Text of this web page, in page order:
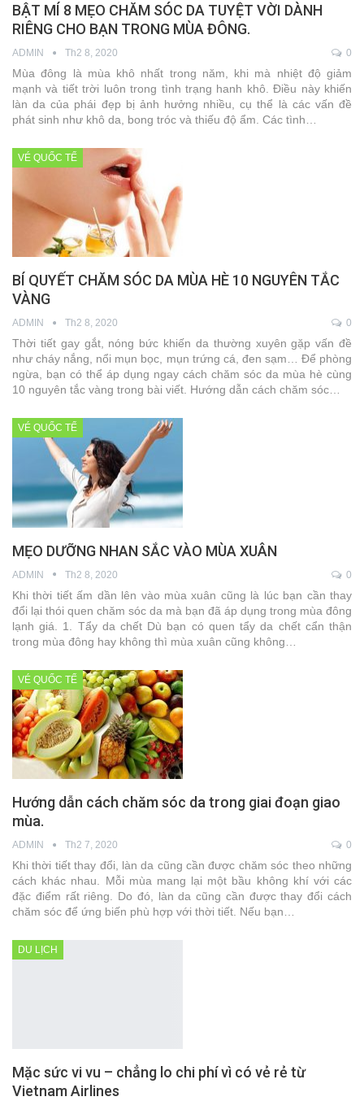
BẬT MÍ 8 MẸO CHĂM SÓC DA TUYỆT VỜI DÀNH
RIÊNG CHO BẠN TRONG MÙA ĐÔNG.
ADMIN Th2 8, 2020 0
Mùa đông là mùa khô nhất trong năm, khi mà nhiệt độ giảm
mạnh và tiết trời luôn trong tình trạng hanh khô. Điều này khiến
làn da của phái đẹp bị ảnh hưởng nhiều, cụ thể là các vấn đề
phát sinh như khô da, bong tróc và thiếu độ ẩm. Các tình…
VÉ QUỐC TẾ
BÍ QUYẾT CHĂM SÓC DA MÙA HÈ 10 NGUYÊN TẮC
VÀNG
ADMIN Th2 8, 2020 0
Thời tiết gay gắt, nóng bức khiến da thường xuyên gặp vấn đề
như cháy nắng, nổi mụn bọc, mụn trứng cá, đen sạm… Để phòng
ngừa, bạn có thể áp dụng ngay cách chăm sóc da mùa hè cùng
10 nguyên tắc vàng trong bài viết. Hướng dẫn cách chăm sóc…
VÉ QUỐC TẾ
MẸO DƯỠNG NHAN SẮC VÀO MÙA XUÂN
ADMIN Th2 8, 2020 0
Khi thời tiết ấm dần lên vào mùa xuân cũng là lúc bạn cần thay
đổi lại thói quen chăm sóc da mà bạn đã áp dụng trong mùa đông
lạnh giá. 1. Tẩy da chết Dù bạn có quen tẩy da chết cẩn thận
trong mùa đông hay không thì mùa xuân cũng không…
VÉ QUỐC TẾ
Hướng dẫn cách chăm sóc da trong giai đoạn giao
mùa.
ADMIN Th2 7, 2020 0
Khi thời tiết thay đổi, làn da cũng cần được chăm sóc theo những
cách khác nhau. Mỗi mùa mang lại một bầu không khí với các
đặc điểm rất riêng. Do đó, làn da cũng cần được thay đổi cách
chăm sóc để ứng biến phù hợp với thời tiết. Nếu bạn…
DU LỊCH
Mặc sức vi vu – chẳng lo chi phí vì có vẻ rẻ từ
Vietnam Airlines